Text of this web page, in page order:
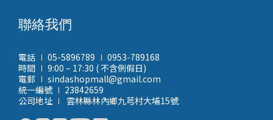
聯絡我們
電話 ∣ 05-5896789 ∣ 0953-789168
時間 ∣ 9:00 – 17:30 ( 不含例假日)
電郵 ∣ sindashopmall@gmail.com
統一編號 ∣ 23842659
公司地址 ∣ 雲林縣林內鄉九芎村大埔15號